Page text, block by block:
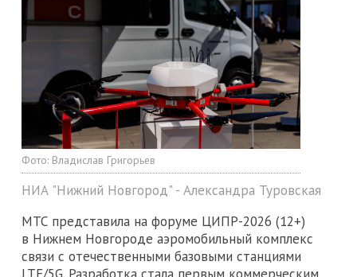
Фото: Владислав Григорьев
НИА "Нижний Новгород" - Александра Туровская
МТС представила на форуме ЦИПР-2026 (12+)
в Нижнем Новгороде аэромобильный комплекс
связи с отечественными базовыми станциями
LTE/5G. Разработка стала первым коммерческим